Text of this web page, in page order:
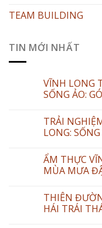
TEAM BUILDING
TIN MỚI NHẤT
VĨNH LONG
SỐNG ẢO:
TRẢI
LONG:
ẨM THỰC
MÙA MƯA
THIÊN
HÁI TRÁI